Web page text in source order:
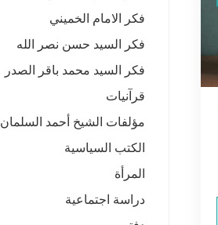
فكر الامام الخميني
فكر السيد حسن نصر الله
فكر السيد محمد باقر الصدر
قرآنيات
مؤلفات الشيخ أحمد السلمان
الكتب السياسية
المرأة
دراسة اجتماعية